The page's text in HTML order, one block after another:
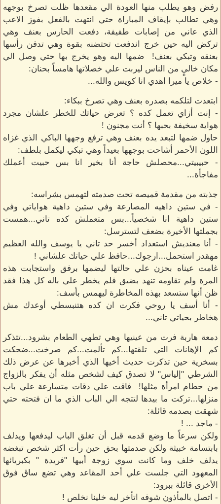
رفض وهو يطلب منها العودة الي مقعدها ظلت تصرخ بوجهه
وهي تطالب بإيقاف المباراة حتي انتهت بالفعل بفوز الاعب
الذي عاني من إصابات طفيفة، دفعت الحارس بعنف وهي
تركض اليه حين خرج اندفعت تحتضنه بقوة وهي تدفن رأسها
بعنقه وتبكي بعنف! ضمها اليه وهو يخرج بها حتي وصل الي
مكان خاليٍ من الناس ليربت علي خصلاتها هامساً بحنان:
- خلاص يا ميرا اهدي انا كويس والله...
ابتعدت لتلكمه بصدره بعنف وهي تصرخ ببكاء:
- إنت أزاي تعمل كده ؟ تعرض حياتك للخطر علشان مجرد
هواية سخيفة بحبها ؟ أنت مجنون !
حاول ضمها لتبعد يده بعنف وهي ترفع وجهها الباكي الذي غزاه
اللون الأحمر أشاحت بوجهها بعيداً وهي تبكي ليكمل بلطف:
- حبيبيتي...محصلش حاجة أنا بخير انا بس حبيت أعملك
مفاجأة...
جذبته من مقدمة قميصه تحت صدمته لتهمس بشراسه:
- في ستين داهيه المصارعة وفي ستين داهية هواياتي وفي
ستين داهية انا شخصياً...بس متعملش كده تاني...همست
بجملتها الأخيرة بضعف لتسترسل:
- أنا معنديش استعداد أخسر حد تاني يا يوسف والله العظيم
مهقدر استحمل...ارجوك...حافظ علي حياتك علشاني !
غامت عيناه بحزن علي حالتها ليضمها برفق واستجابت هذه
المرة ولم تقاومه تنهد بضيق فلم يخطر علي باله كل هذا فقد
ظن أنها ستسعد بهذه المخاطرة ليهمس بأسف:
- أنا أسف يا روحي فكرت ان كده هتنبسطي أوعدك مش
هخاطر بحياتي تاني...
دمعة هاربة فرت من عينيها وهي تطهي الطعام بشرود...تتذكر
كم الإهانات التي تلقتها...كم تألمت...كم صرخت...ضحكت
بسخرية حين تذكرت حديث أخيها الذي أخبرها عن عرض ذلك
الشرطي "إلياس" لا تصدق كيف لشخص مثله أن يفكر بالزواج
من حطام امرأة مثلها! فاقت علي دقات متسارعة علي باب
منزلها...تركت ما بيدها لتتجه الي الباب الذي ما ان فتحته حتي
شهقت بصدمه قائلة:
- ماجد ... !
ولكن سرعاً ما وضع قدمه قبل أن تغلق الباب ليدفعها ويدلف
بابتسامة خبيثة ولكن صدمتها بحق حين رأت اكثر شخص تبغضه
يدلف خلف وما كانت سوي زوجة أبيها "فريدة " بكبريائها
المعهود التي جلست علي أحد المقاعد وهي تضع ساق فوق
الأخرى قائلة ببرود:
- اتصل بالمأذون شوفه اتأخر ليه خلينا نخلص !